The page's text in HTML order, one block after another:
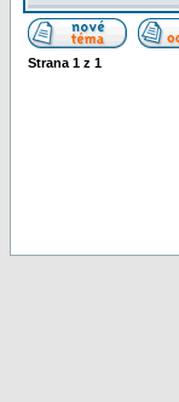
Strana 1 z 1